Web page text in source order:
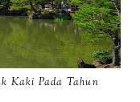
Kaki Pada Tahun